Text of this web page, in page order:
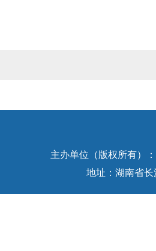
主办单位（版权所有）
地址：湖南省